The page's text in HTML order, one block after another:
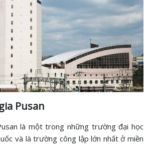
Pusan
là một trong những trường đại học
và là trường công lập lớn nhất ở miền